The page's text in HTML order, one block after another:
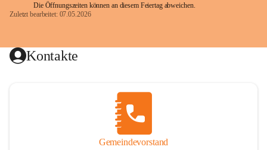
Die Öffnungszeiten können an diesem Feiertag abweichen.
Zuletzt bearbeitet: 07.05.2026
Kontakte
Gemeindevorstand